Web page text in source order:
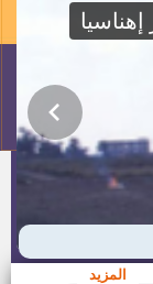
01018460099
المزيد
تحقيق
خدمات